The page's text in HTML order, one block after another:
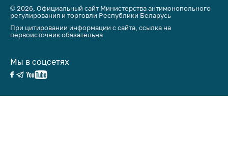
© 2026, Официальный сайт Министерства антимонопольного
регулирования и торговли Республики Беларусь
При цитировании информации с сайта, ссылка на
первоисточник обязательна
Мы в соцсетях